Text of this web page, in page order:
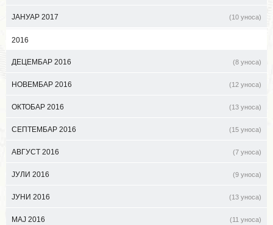
ЈАНУАР 2017 (10 уноса)
2016
ДЕЦЕМБАР 2016 (8 уноса)
НОВЕМБАР 2016 (12 уноса)
ОКТОБАР 2016 (13 уноса)
СЕПТЕМБАР 2016 (15 уноса)
АВГУСТ 2016 (7 уноса)
ЈУЛИ 2016 (9 уноса)
ЈУНИ 2016 (13 уноса)
МАЈ 2016 (11 уноса)